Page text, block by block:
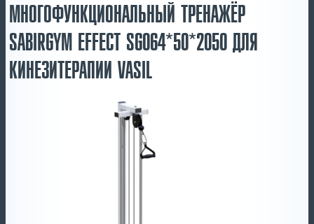
МНОГОФУНКЦИОНАЛЬНЫЙ ТРЕНАЖЁР
SABIRGYM EFFECT SG064*50*2050 ДЛЯ
КИНЕЗИТЕРАПИИ VASIL